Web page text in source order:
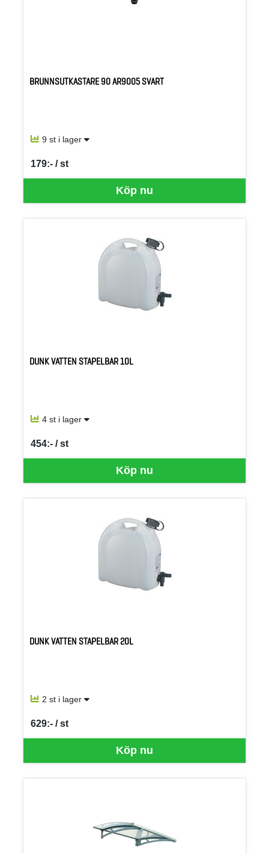
BRUNNSUTKASTARE 90 AR9005 SVART
9 st i lager
Köp nu
179:- / st
SEK per ST
DUNK VATTEN STAPELBAR 10L
4 st i lager
Köp nu
454:- / st
SEK per ST
DUNK VATTEN STAPELBAR 20L
2 st i lager
Köp nu
629:- / st
SEK per ST